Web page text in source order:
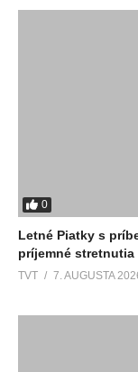
0
Letné Piatky s
príjemné
TVT 7. AUGUSTA